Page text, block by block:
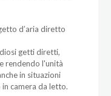
d’aria diretto
getti diretti,
rendendo l'unità
in situazioni
camera da letto.